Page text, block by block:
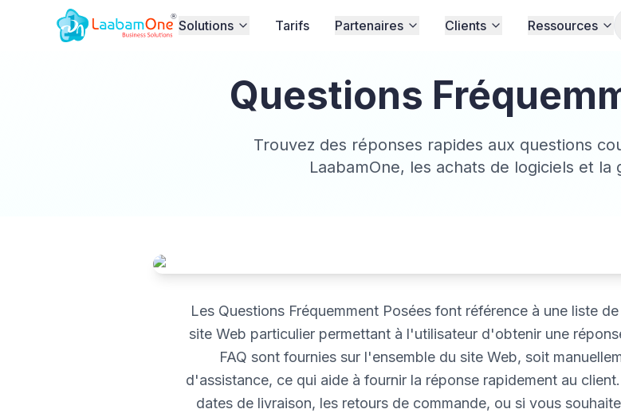
Solutions Tarifs Partenaires Clients Ressources
Questions
Trouvez des réponses rapides aux questions
LaabamOne, les achats de logiciels et
Les Questions Fréquemment Posées font référence à une liste
site Web particulier permettant à l'utilisateur d'obtenir une
FAQ sont fournies sur l'ensemble du site Web, soit
d'assistance, ce qui aide à fournir la réponse rapidement au
dates de livraison, les retours de commande, ou si vous